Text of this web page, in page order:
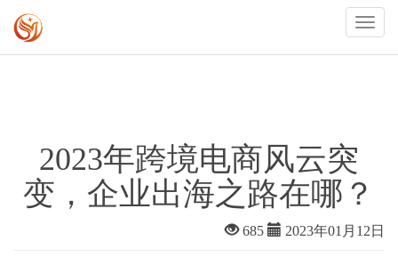
2023年跨境电商风云突
变，企业出海之路在哪？
685 2023年01月12日